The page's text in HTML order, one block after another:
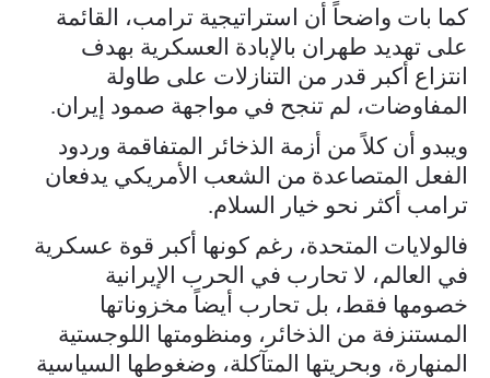
كما بات واضحاً أن استراتيجية ترامب، القائمة
على تهديد طهران بالإبادة العسكرية بهدف
انتزاع أكبر قدر من التنازلات على طاولة
المفاوضات، لم تنجح في مواجهة صمود إيران.
ويبدو أن كلاً من أزمة الذخائر المتفاقمة وردود
الفعل المتصاعدة من الشعب الأمريكي يدفعان
ترامب أكثر نحو خيار السلام.
فالولايات المتحدة، رغم كونها أكبر قوة عسكرية
في العالم، لا تحارب في الحرب الإيرانية
خصومها فقط، بل تحارب أيضاً مخزوناتها
المستنزفة من الذخائر، ومنظومتها اللوجستية
المنهارة، وبحريتها المتآكلة، وضغوطها السياسية